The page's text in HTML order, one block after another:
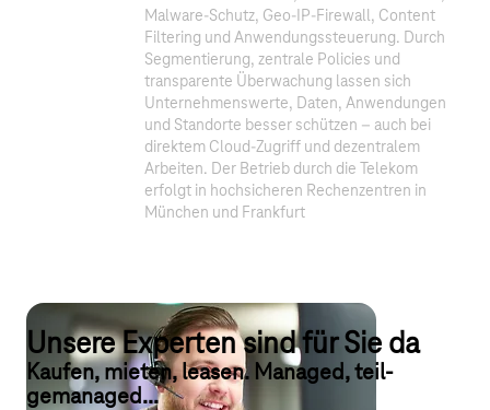
Malware-Schutz, Geo-IP-Firewall, Content
Filtering und Anwendungssteuerung. Durch
Segmentierung, zentrale Policies und
transparente Überwachung lassen sich
Unternehmenswerte, Daten, Anwendungen
und Standorte besser schützen – auch bei
direktem Cloud-Zugriff und dezentralem
Arbeiten. Der Betrieb durch die Telekom
erfolgt in hochsicheren Rechenzentren in
München und Frankfurt
Unsere Experten sind für Sie da
Kaufen, mieten, leasen. Managed, teil-
gemanaged...